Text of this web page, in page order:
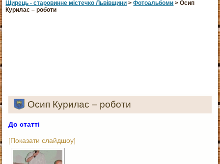
Щирець - старовинне мiстечко Львiвщини >Фотоальбоми > Осип
Курилас – роботи
Осип Курилас – роботи
До статті
[Показати слайдшоу]